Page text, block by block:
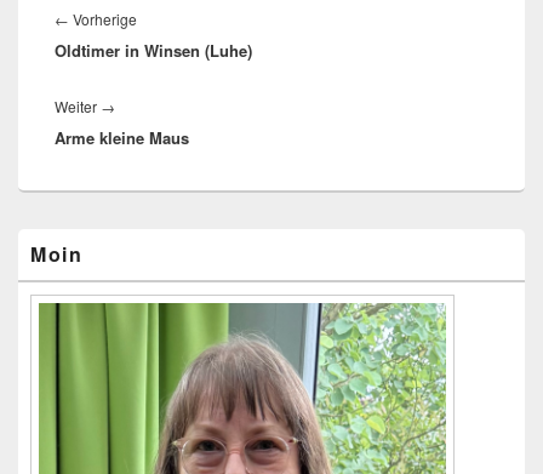
← Vorherige
Beitrag:
Oldtimer in Winsen (Luhe)
Weiter →
Beitrag:
Arme kleine Maus
Seitenleisten-
Widgetbereich
Moin